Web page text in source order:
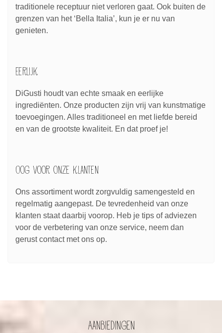
traditionele receptuur niet verloren gaat. Ook buiten de
grenzen van het ‘Bella Italia’, kun je er nu van
genieten.
Eerlijk
DiGusti houdt van echte smaak en eerlijke
ingrediënten. Onze producten zijn vrij van kunstmatige
toevoegingen. Alles traditioneel en met liefde bereid
en van de grootste kwaliteit. En dat proef je!
Oog voor onze klanten
Ons assortiment wordt zorgvuldig samengesteld en
regelmatig aangepast. De tevredenheid van onze
klanten staat daarbij voorop. Heb je tips of adviezen
voor de verbetering van onze service, neem dan
gerust contact met ons op.
Aanbiedingen